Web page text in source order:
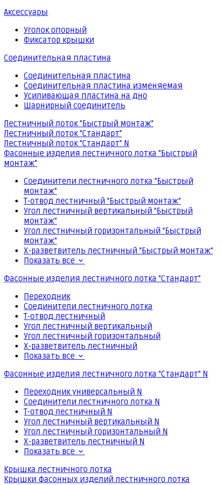
Аксессуары
Уголок опорный
Фиксатор крышки
Соединительная пластина
Соединительная пластина
Соединительная пластина изменяемая
Усиливающая пластина на дно
Шарнирный соединитель
Лестничный лоток "Быстрый монтаж"
Лестничный лоток "Стандарт"
Лестничный лоток "Стандарт" N
Фасонные изделия лестничного лотка "Быстрый
монтаж"
Соединители лестничного лотка "Быстрый
монтаж"
Т-отвод лестничный "Быстрый монтаж"
Угол лестничный вертикальный "Быстрый
монтаж"
Угол лестничный горизонтальный "Быстрый
монтаж"
Х-разветвитель лестничный "Быстрый монтаж"
Показать все
Фасонные изделия лестничного лотка "Стандарт"
Переходник
Соединители лестничного лотка
Т-отвод лестничный
Угол лестничный вертикальный
Угол лестничный горизонтальный
Х-разветвитель лестничный
Показать все
Фасонные изделия лестничного лотка "Стандарт" N
Переходник универсальный N
Соединители лестничного лотка N
Т-отвод лестничный N
Угол лестничный вертикальный N
Угол лестничный горизонтальный N
Х-разветвитель лестничный N
Показать все
Крышка лестничного лотка
Крышки фасонных изделий лестничного лотка